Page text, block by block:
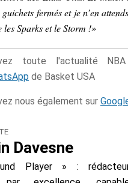
guichets fermés et je n’en
les Sparks et le Storm !»
toute l'actualité
de Basket USA
nous également sur
Davesne
Player » :